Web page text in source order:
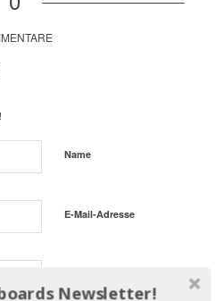
Name
E-Mail-Adresse
Newsletter!